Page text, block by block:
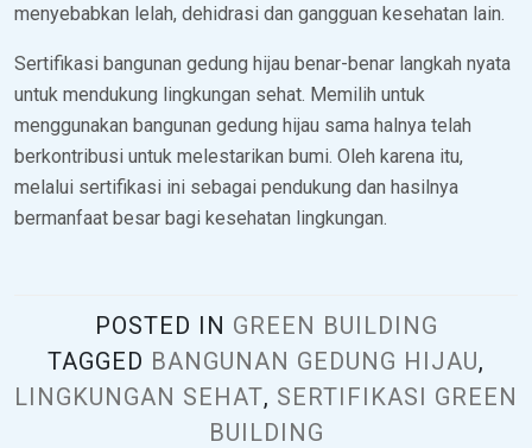
menyebabkan lelah, dehidrasi dan gangguan kesehatan lain.
Sertifikasi bangunan gedung hijau benar-benar langkah nyata
untuk mendukung lingkungan sehat. Memilih untuk
menggunakan bangunan gedung hijau sama halnya telah
berkontribusi untuk melestarikan bumi. Oleh karena itu,
melalui sertifikasi ini sebagai pendukung dan hasilnya
bermanfaat besar bagi kesehatan lingkungan.
POSTED IN GREEN BUILDING
TAGGED BANGUNAN GEDUNG HIJAU,
LINGKUNGAN SEHAT, SERTIFIKASI GREEN
BUILDING